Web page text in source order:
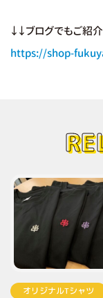
↓↓ブログでもご紹
https://shop-
オリジナルTシャツ